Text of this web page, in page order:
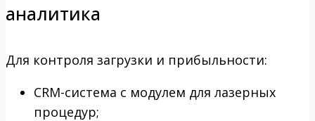
аналитика
Для контроля загрузки и прибыльности:
CRM-система с модулем для лазерных
процедур;